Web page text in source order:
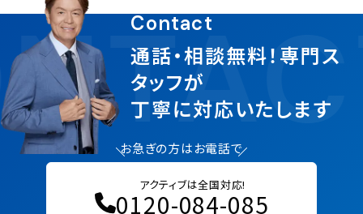
Contact
通話・相談無料！専門ス
タッフが
丁寧に対応いたします
お急ぎの方はお電話で
アクティブは全国対応!
0120-084-085